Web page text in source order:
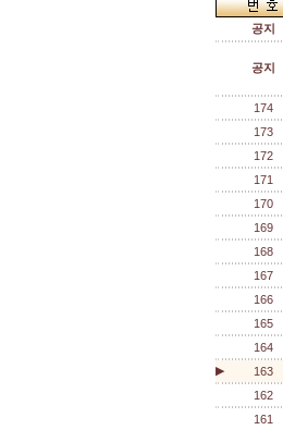
공지
공지
174
173
172
171
170
169
168
167
166
165
164
▶ 163
162
161